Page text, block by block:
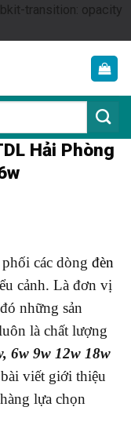
transition: opacity
Hải Phòng
các dòng đèn
cảnh. Là đơn vị
những sản
là chất lượng
6w 9w 12w 18w
viết giới thiệu
lựa chọn